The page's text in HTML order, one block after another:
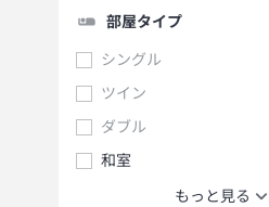
部屋タイプ
シングル
ツイン
ダブル
和室
もっと見る